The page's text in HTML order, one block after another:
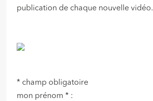
publication de chaque nouvelle vidéo.
* champ obligatoire
mon prénom* :